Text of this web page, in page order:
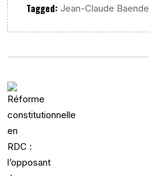
Tagged: Jean-Claude Baende